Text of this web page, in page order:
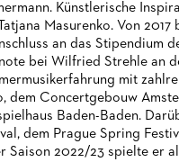
Künstlerische
Masurenko. Von
an das Stipendium
bei Wilfried Strehle an
mit
dem Concertgebouw
Baden-Baden.
dem Prague Spring
Saison 2022/23 spielte er